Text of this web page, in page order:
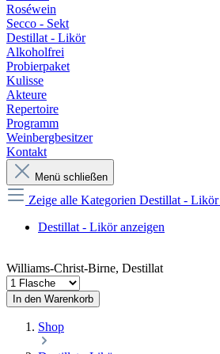
Roséwein
Secco - Sekt
Destillat - Likör
Alkoholfrei
Probierpaket
Kulisse
Akteure
Repertoire
Programm
Weinbergbesitzer
Kontakt
Menü schließen
Zeige alle Kategorien Destillat - Likör
Destillat - Likör anzeigen
Williams-Christ-Birne, Destillat
In den Warenkorb
Shop